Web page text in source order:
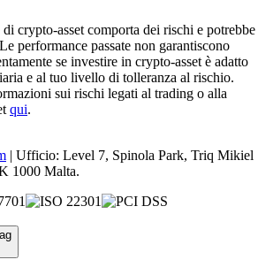
crypto-asset comporta dei rischi e potrebbe
performance passate non garantiscono
se investire in crypto-asset è adatto
e al tuo livello di tolleranza al rischio.
sui rischi legati al trading o alla
qui.
| Ufficio: Level 7, Spinola Park, Triq Mikiel
1000 Malta.